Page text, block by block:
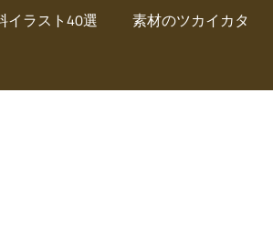
イラスト40選 素材のツカイカタ